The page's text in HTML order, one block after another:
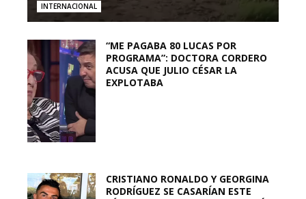
INTERNACIONAL
“ME PAGABA 80 LUCAS POR
PROGRAMA”: DOCTORA CORDERO
ACUSA QUE JULIO CÉSAR LA
EXPLOTABA
CRISTIANO RONALDO Y GEORGINA
RODRÍGUEZ SE CASARÍAN ESTE